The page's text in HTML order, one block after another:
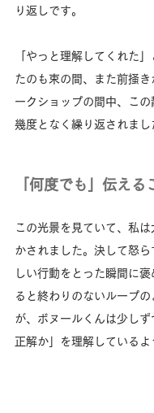
り返しです。
「やっと理解してくれた
たのも束の間、また前掻
ークショップの間中、こ
幾度となく繰り返されまし
「何度でも」伝える
この光景を見ていて、私
かされました。決して怒
しい行動をとった瞬間に
ると終わりのないループ
が、ボヌールくんは少し
正解か」を理解しているよ